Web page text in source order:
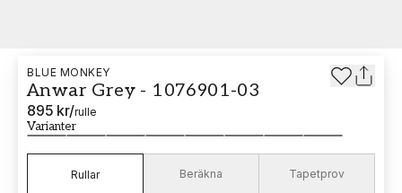
BLUE MONKEY
Anwar Grey - 1076901-03
895 kr/rulle
Varianter
Rullar Beräkna Tapetprov